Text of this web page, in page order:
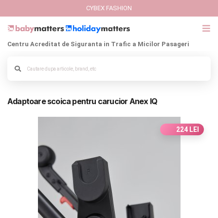
Italbaby Collections
CARUCIOARE COPII
SCAUNE AUTO
SCOICI AUTO
CYBEX FASHION
Centru Acreditat de Siguranta in Trafic a Micilor Pasageri
Adaptoare scoica pentru carucior Anex IQ
224 LEI